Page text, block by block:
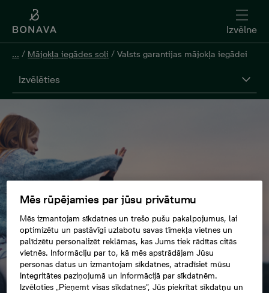
Izvēlne
... / Mājokļa iegādes soļi / Valsts garantijas mājokļa iegādei
Izvēlēties
Mēs rūpējamies par jūsu privātumu
Mēs izmantojam sīkdatnes un trešo pušu pakalpojumus, lai
optimizētu un pastāvīgi uzlabotu savas tīmekļa vietnes un
palīdzētu personalizēt reklāmas, kas Jums tiek rādītas citās
vietnēs. Informāciju par to, kā mēs apstrādājam Jūsu
personas datus un izmantojam sīkdatnes, atradīsiet mūsu
Integritātes paziņojumā un Informācijā par sīkdatnēm.
Izvēloties „Pieņemt visas sīkdatnes”, Jūs piekrītat sīkdatņu un